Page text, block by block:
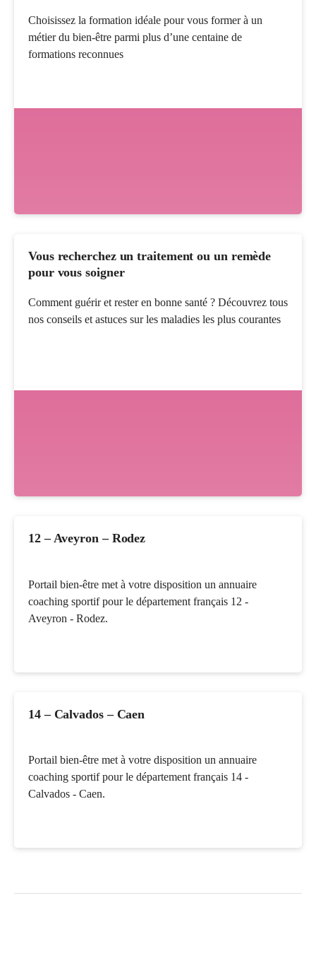
Choisissez la formation idéale pour vous former à un
métier du bien-être parmi plus d’une centaine de
formations reconnues
Vous recherchez un traitement ou un remède
pour vous soigner
Comment guérir et rester en bonne santé ? Découvrez tous
nos conseils et astuces sur les maladies les plus courantes
12 – Aveyron – Rodez
Portail bien-être met à votre disposition un annuaire
coaching sportif pour le département français 12 -
Aveyron - Rodez.
14 – Calvados – Caen
Portail bien-être met à votre disposition un annuaire
coaching sportif pour le département français 14 -
Calvados - Caen.